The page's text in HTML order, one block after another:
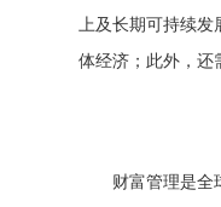
上及长期可持续发
体经济；此外，还
财富管理是全